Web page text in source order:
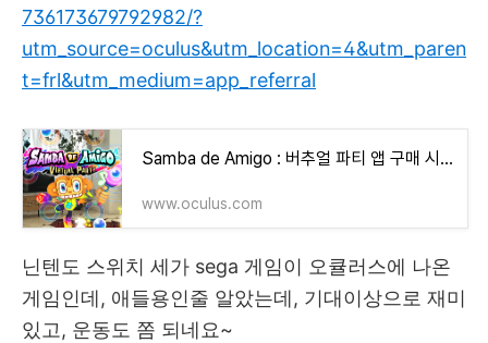
736173679792982/?
utm_source=oculus&utm_location=4&utm_paren
t=frl&utm_medium=app_referral
Samba de Amigo : 버추얼 파티 앱 구매 시 25% 할인 | Meta Quest
www.oculus.com
닌텐도 스위치 세가 sega 게임이 오큘러스에 나온
게임인데, 애들용인줄 알았는데, 기대이상으로 재미
있고, 운동도 쫌 되네요~